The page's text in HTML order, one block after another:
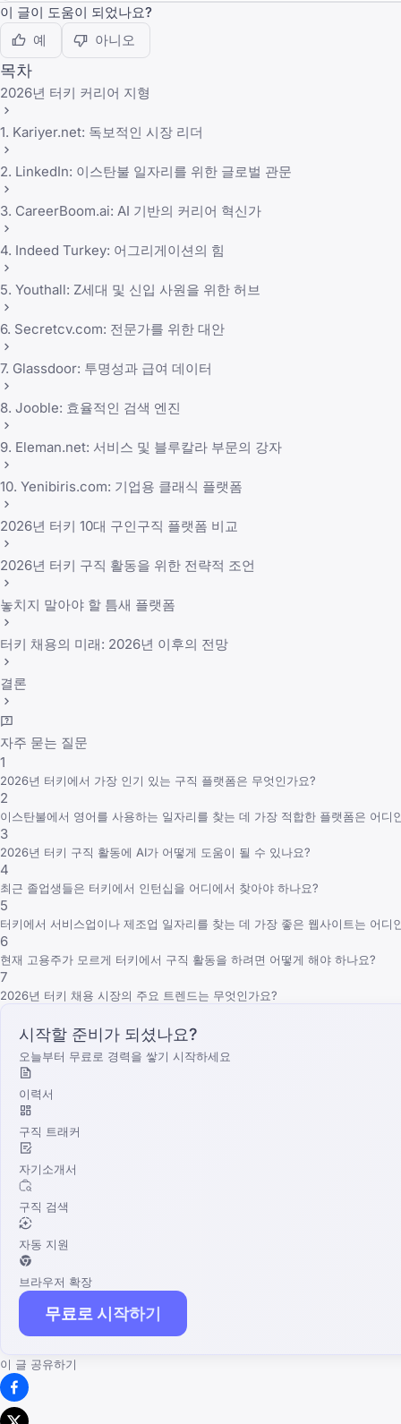
이 글이 도움이 되었나요?
예
아니오
목차
2026년 터키 커리어 지형
1. Kariyer.net: 독보적인 시장 리더
2. LinkedIn: 이스탄불 일자리를 위한 글로벌 관문
3. CareerBoom.ai: AI 기반의 커리어 혁신가
4. Indeed Turkey: 어그리게이션의 힘
5. Youthall: Z세대 및 신입 사원을 위한 허브
6. Secretcv.com: 전문가를 위한 대안
7. Glassdoor: 투명성과 급여 데이터
8. Jooble: 효율적인 검색 엔진
9. Eleman.net: 서비스 및 블루칼라 부문의 강자
10. Yenibiris.com: 기업용 클래식 플랫폼
2026년 터키 10대 구인구직 플랫폼 비교
2026년 터키 구직 활동을 위한 전략적 조언
놓치지 말아야 할 틈새 플랫폼
터키 채용의 미래: 2026년 이후의 전망
결론
자주 묻는 질문
1
2026년 터키에서 가장 인기 있는 구직 플랫폼은 무엇인가요?
2
이스탄불에서 영어를 사용하는 일자리를 찾는 데 가장 적합한 플랫폼은 어디
3
2026년 터키 구직 활동에 AI가 어떻게 도움이 될 수 있나요?
4
최근 졸업생들은 터키에서 인턴십을 어디에서 찾아야 하나요?
5
터키에서 서비스업이나 제조업 일자리를 찾는 데 가장 좋은 웹사이트는 어디
6
현재 고용주가 모르게 터키에서 구직 활동을 하려면 어떻게 해야 하나요?
7
2026년 터키 채용 시장의 주요 트렌드는 무엇인가요?
시작할 준비가 되셨나요?
오늘부터 무료로 경력을 쌓기 시작하세요
이력서
구직 트래커
자기소개서
구직 검색
자동 지원
브라우저 확장
무료로 시작하기
이 글 공유하기